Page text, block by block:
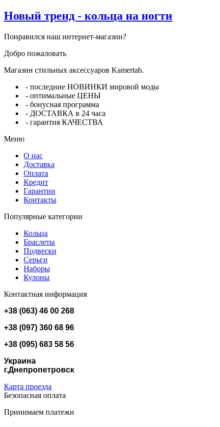
Новый тренд - кольца на ногти
Понравился наш интернет-магазин?
Добро пожаловать
Магазин стильных аксессуаров Kamertab.
- последние НОВИНКИ мировой моды
- оптимальные ЦЕНЫ
- бонусная программа
- ДОСТАВКА в 24 часа
- гарантия КАЧЕСТВА
Меню
О нас
Доставка
Оплата
Кредит
Гарантии
Контакты
Популярные категории
Кольца
Браслеты
Подвески
Серьги
Наборы
Кулоны
Контактная информация
+38 (063) 46 00 268
+38 (097) 360 68 96
+38 (095) 683 58 56
Украина
г.Днепропетровск
Карта проезда
Безопасная оплата
Принимаем платежи